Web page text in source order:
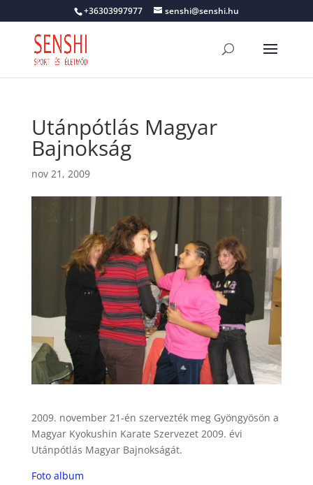
+36303997977 senshi@senshi.hu
Utánpótlás Magyar
Bajnokság
nov 21, 2009
2009. november 21-én szervezték meg Gyöngyösön a
Magyar Kyokushin Karate Szervezet 2009. évi
Utánpótlás Magyar Bajnokságát.
Foto album